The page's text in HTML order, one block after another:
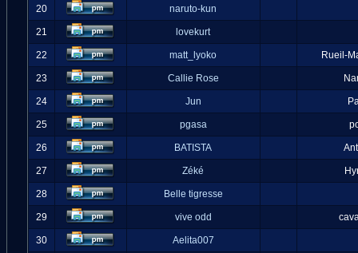
20 naruto-kun
21 lovekurt
22 matt_lyoko Rueil-
23 Callie Rose
24 Jun
25 pgasa
26 BATISTA
27 Zéké
28 Belle tigresse
29 vive odd
30 Aelita007